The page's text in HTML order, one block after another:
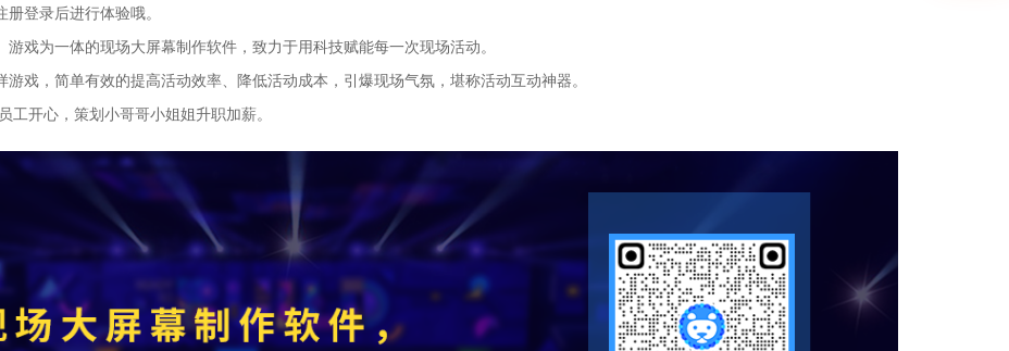
册登录后进行体验哦。
戏为一体的现场大屏幕制作软件，致力于用科技赋能每一次现场活动。
戏，简单有效的提高活动效率、降低活动成本，引爆现场气氛，堪称活动互动神器。
开心，策划小哥哥小姐姐升职加薪。